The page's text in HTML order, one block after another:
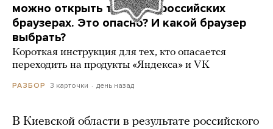
можно открыть только в российских
браузерах. Это опасно? И какой браузер
выбрать?
Короткая инструкция для тех, кто опасается
переходить на продукты «Яндекса» и VK
РАЗБОР 3 карточки день назад
В Киевской области в результате российского